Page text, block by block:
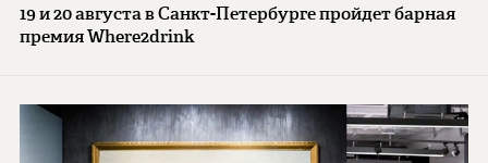
19 и 20 августа в Санкт-Петербурге пройдет барная
премия Where2drink